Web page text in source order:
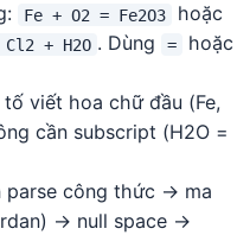
Fe + O2 = Fe2O3 hoặc
+ H2O . Dùng = hoặc
viết hoa chữ đầu (Fe,
cần subscript (H2O =
parse công thức → ma
→ null space →